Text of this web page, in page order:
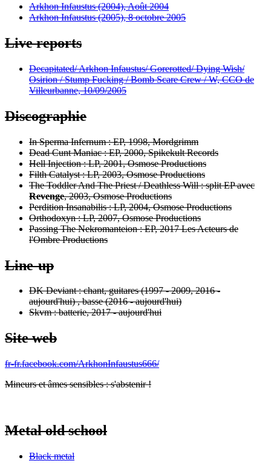
Arkhon Infaustus (2004), Août 2004
Arkhon Infaustus (2005), 8 octobre 2005
Live reports
Decapitated/ Arkhon Infaustus/ Gorerotted/ Dying Wish/
Osirion / Stump Fucking / Bomb Scare Crew / W, CCO de
Villeurbanne, 10/09/2005
Discographie
In Sperma Infernum : EP, 1998, Mordgrimm
Dead Cunt Maniac : EP, 2000, Spikekult Records
Hell Injection : LP, 2001, Osmose Productions
Filth Catalyst : LP, 2003, Osmose Productions
The Toddler And The Priest / Deathless Will : split EP avec
Revenge, 2003, Osmose Productions
Perdition Insanabilis : LP, 2004, Osmose Productions
Orthodoxyn : LP, 2007, Osmose Productions
Passing The Nekromanteion : EP, 2017 Les Acteurs de
l'Ombre Productions
Line-up
DK Deviant : chant, guitares (1997 - 2009, 2016 -
aujourd'hui) , basse (2016 - aujourd'hui)
Skvm : batterie, 2017 - aujourd'hui
Site web
fr-fr.facebook.com/ArkhonInfaustus666/
Mineurs et âmes sensibles : s'abstenir !
Metal old school
Black metal